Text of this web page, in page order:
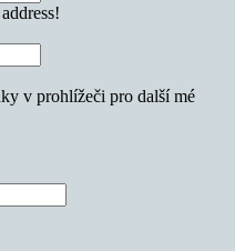
v prohlížeči pro další mé